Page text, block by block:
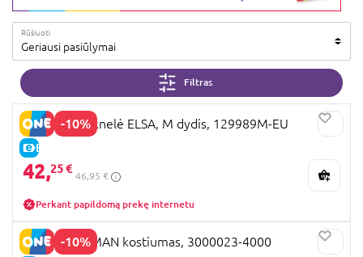
Rūšiuoti
Geriausi pasiūlymai
Filtras
-10%
E-KAINA
DISGUISE suknelė ELSA, M dydis, 129989M-EU
42,25 €
46,95 €
Perkant papildomą prekę internetu
-10%
RUBIES BATMAN kostiumas, 3000023-4000